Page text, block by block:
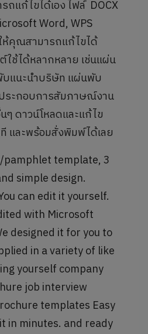
ถแก้ไขได้เอง ไฟล์ DOCX
Word, WPS
ห้คุณสามารถแก้ไขได้
ช้ได้หลากหลาย เช่นแผ่น
บแนะนำบริษัท แผ่นพับ
ระกอบการสัมภาษณ์งาน
ดาวน์โหลดและแก้ไข
และพร้อมสั่งพิมพ์ได้เลย
template, 3
simple design.
can edit it yourself.
with Microsoft
designed it for you to
in a variety of like
yourself company
job interview
templates Easy
in minutes. and ready